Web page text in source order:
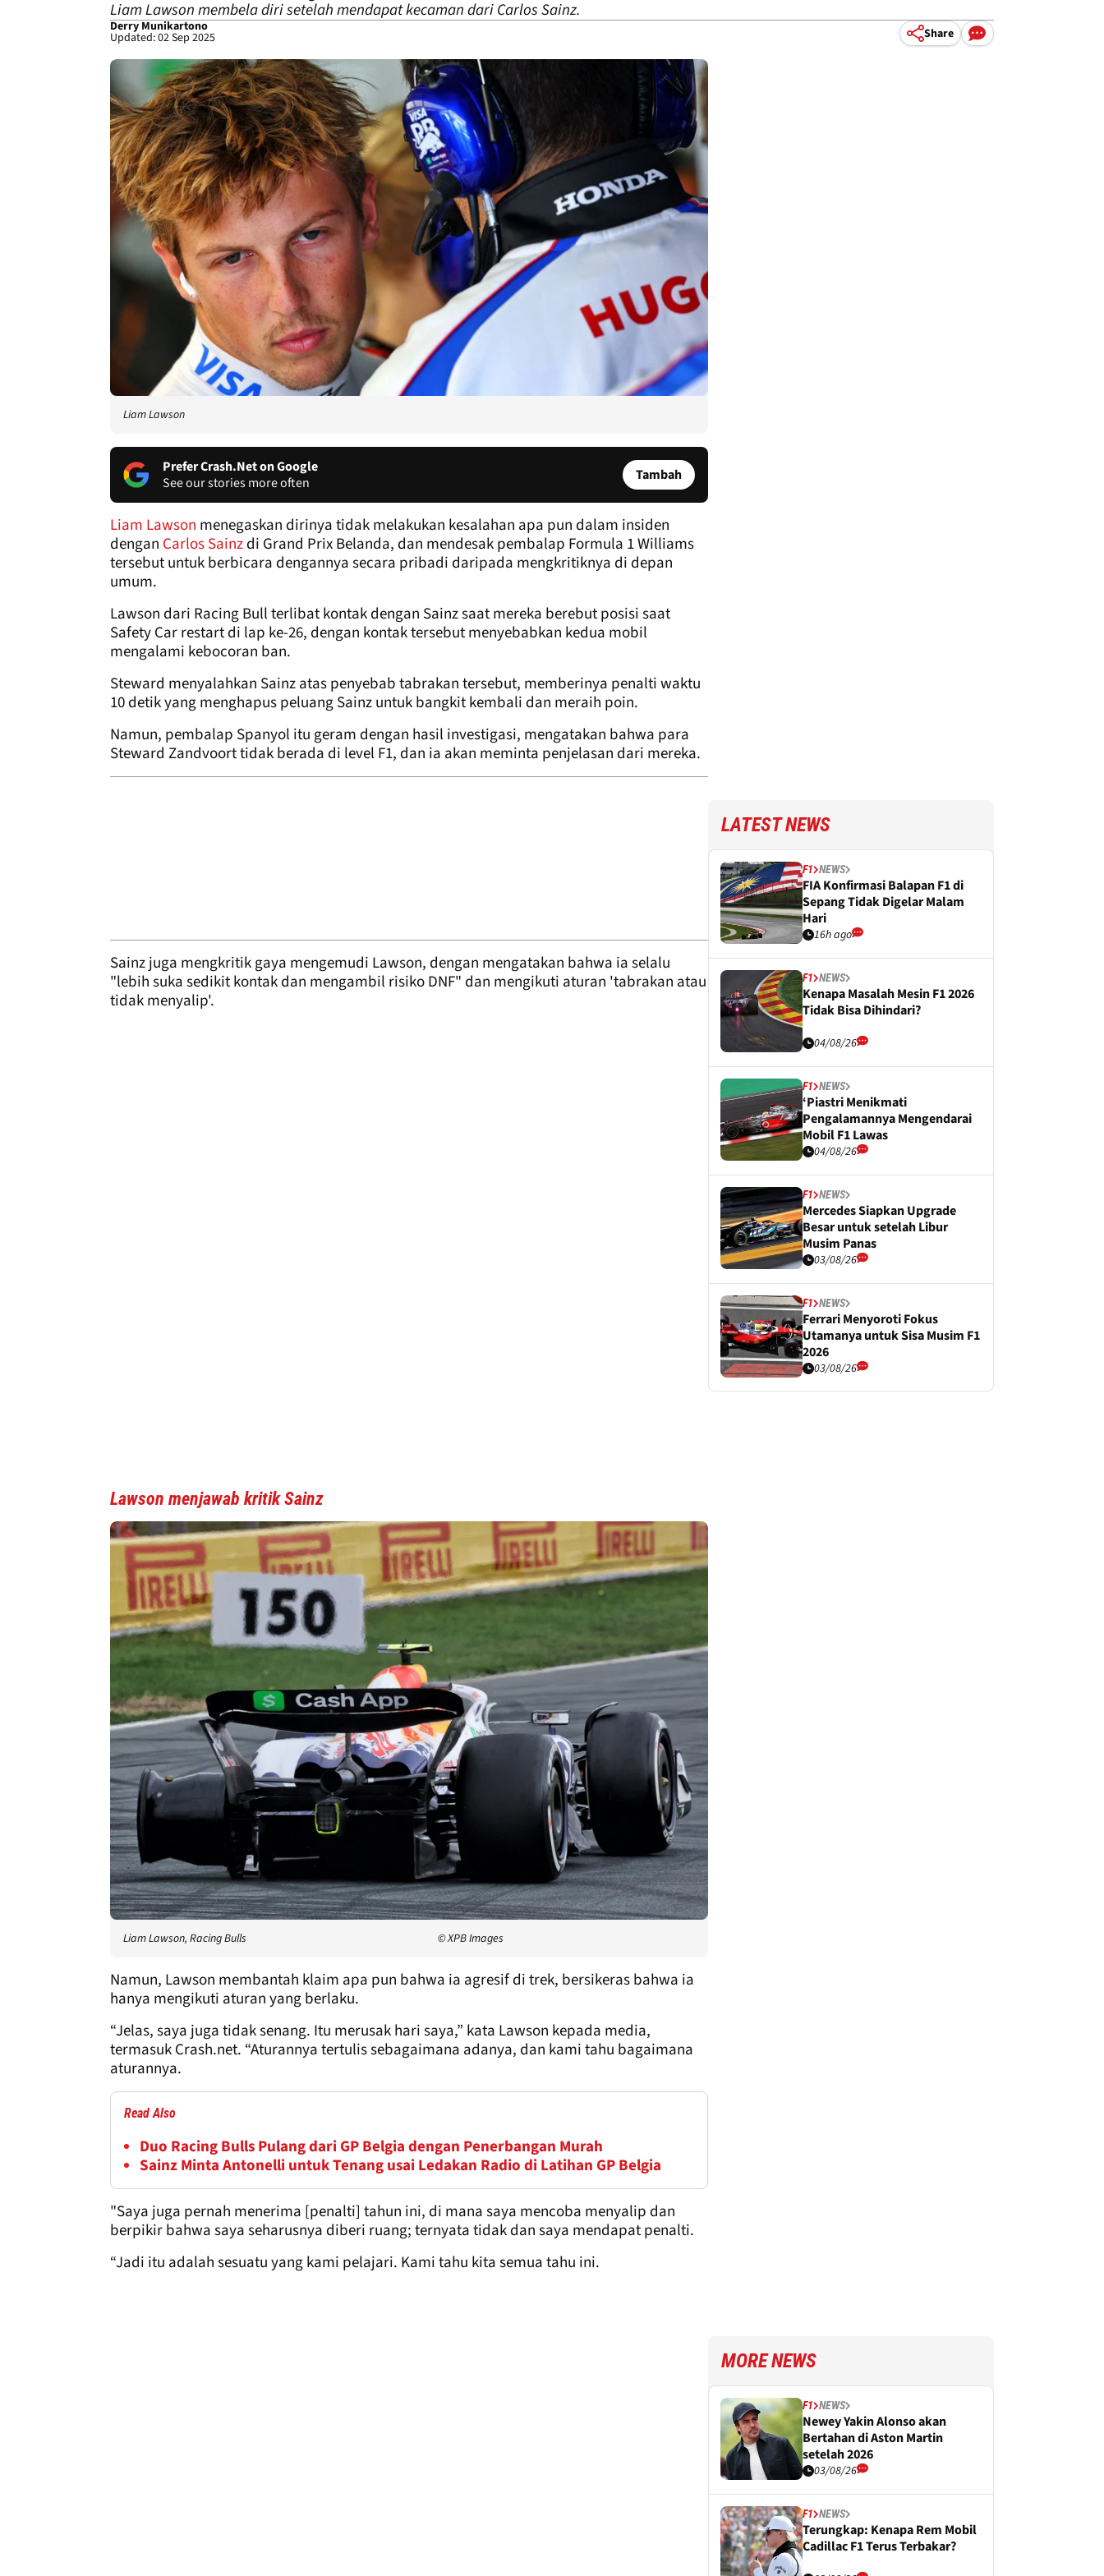
Liam Lawson membela diri setelah mendapat kecaman dari Carlos Sainz.
Derry Munikartono
Updated: 02 Sep 2025 Share
Liam Lawson
Prefer Crash.Net on Google
See our stories more often
Tambah
Liam Lawson menegaskan dirinya tidak melakukan kesalahan apa pun dalam insiden
dengan Carlos Sainzdi Grand Prix Belanda, dan mendesak pembalap Formula 1 Williams
tersebut untuk berbicara dengannya secara pribadi daripada mengkritiknya di depan
umum.
Lawson dari Racing Bull terlibat kontak dengan Sainz saat mereka berebut posisi saat
Safety Car restart di lap ke-26, dengan kontak tersebut menyebabkan kedua mobil
mengalami kebocoran ban.
Steward menyalahkan Sainz atas penyebab tabrakan tersebut, memberinya penalti waktu
10 detik yang menghapus peluang Sainz untuk bangkit kembali dan meraih poin.
Namun, pembalap Spanyol itu geram dengan hasil investigasi, mengatakan bahwa para
Steward Zandvoort tidak berada di level F1, dan ia akan meminta penjelasan dari mereka.
Sainz juga mengkritik gaya mengemudi Lawson, dengan mengatakan bahwa ia selalu
"lebih suka sedikit kontak dan mengambil risiko DNF" dan mengikuti aturan 'tabrakan atau
tidak menyalip'.
Lawson menjawab kritik Sainz
Liam Lawson, Racing Bulls © XPB Images
Namun, Lawson membantah klaim apa pun bahwa ia agresif di trek, bersikeras bahwa ia
hanya mengikuti aturan yang berlaku.
“Jelas, saya juga tidak senang. Itu merusak hari saya,” kata Lawson kepada media,
termasuk Crash.net. “Aturannya tertulis sebagaimana adanya, dan kami tahu bagaimana
aturannya.
Read Also
Duo Racing Bulls Pulang dari GP Belgia dengan Penerbangan Murah
Sainz Minta Antonelli untuk Tenang usai Ledakan Radio di Latihan GP Belgia
"Saya juga pernah menerima [penalti] tahun ini, di mana saya mencoba menyalip dan
berpikir bahwa saya seharusnya diberi ruang; ternyata tidak dan saya mendapat penalti.
“Jadi itu adalah sesuatu yang kami pelajari. Kami tahu kita semua tahu ini.
LATEST NEWS
F1 NEWS
FIA Konfirmasi Balapan F1 di
Sepang Tidak Digelar Malam
Hari
16h ago
F1 NEWS
Kenapa Masalah Mesin F1 2026
Tidak Bisa Dihindari?
04/08/26
F1 NEWS
‘Piastri Menikmati
Pengalamannya Mengendarai
Mobil F1 Lawas
04/08/26
F1 NEWS
Mercedes Siapkan Upgrade
Besar untuk setelah Libur
Musim Panas
03/08/26
F1 NEWS
Ferrari Menyoroti Fokus
Utamanya untuk Sisa Musim F1
2026
03/08/26
MORE NEWS
F1 NEWS
Newey Yakin Alonso akan
Bertahan di Aston Martin
setelah 2026
03/08/26
F1 NEWS
Terungkap: Kenapa Rem Mobil
Cadillac F1 Terus Terbakar?